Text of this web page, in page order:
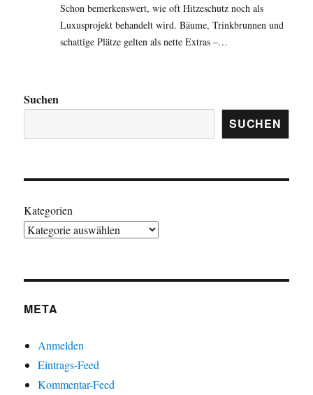
Schon bemerkenswert, wie oft Hitzeschutz noch als
Luxusprojekt behandelt wird. Bäume, Trinkbrunnen und
schattige Plätze gelten als nette Extras –…
Suchen
SUCHEN
Kategorien
META
Anmelden
Eintrags-Feed
Kommentar-Feed